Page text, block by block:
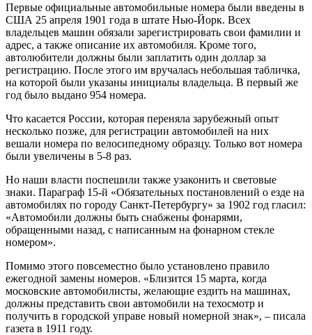
Первые официальные автомобильные номера были введены в
США 25 апреля 1901 года в штате Нью-Йорк. Всех
владельцев машин обязали зарегистрировать свои фамилии и
адрес, а также описание их автомобиля. Кроме того,
автолюбители должны были заплатить один доллар за
регистрацию. После этого им вручалась небольшая табличка,
на которой были указаны инициалы владельца. В первый же
год было выдано 954 номера.
Что касается России, которая переняла зарубежный опыт
несколько позже, для регистрации автомобилей на них
вешали номера по велосипедному образцу. Только вот номера
были увеличены в 5-8 раз.
Но наши власти поспешили также узаконить и световые
знаки. Параграф 15-й «Обязательных постановлений о езде на
автомобилях по городу Санкт-Петербургу» за 1902 год гласил:
«Автомобили должны быть снабжены фонарями,
обращенными назад, с написанным на фонарном стекле
номером».
Помимо этого повсеместно было установлено правило
ежегодной замены номеров. «Близится 15 марта, когда
московские автомобилисты, желающие ездить на машинах,
должны представить свои автомобили на техосмотр и
получить в городской управе новый номерной знак», – писала
газета в 1911 году.